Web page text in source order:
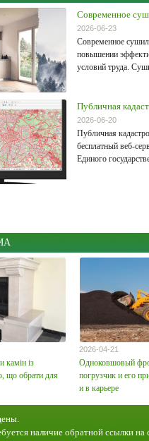
Современное
2026-06-23
Современное
повышении
условий труда.
Публичная
2026-06-20
Публичная
бесплатный веб-
Единого
камін із
що обрати для
2026-04-21
Одноковшовый
погрузчик и его
и в карьере
наличие обратной ссылки на